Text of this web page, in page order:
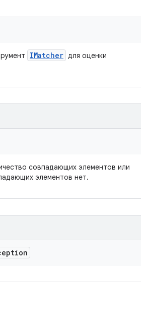
IMatcher для оценки
совпадающих элементов или
элементов нет.